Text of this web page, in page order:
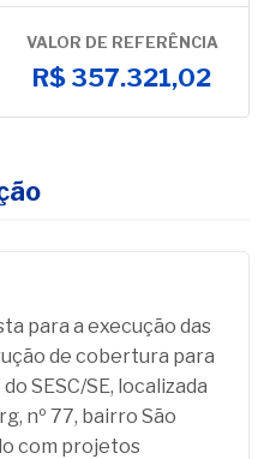
VALOR DE REFERÊNCIA
R$ 357.321,02
para a execução das
de cobertura para
SESC/SE, localizada
nº 77, bairro São
com projetos